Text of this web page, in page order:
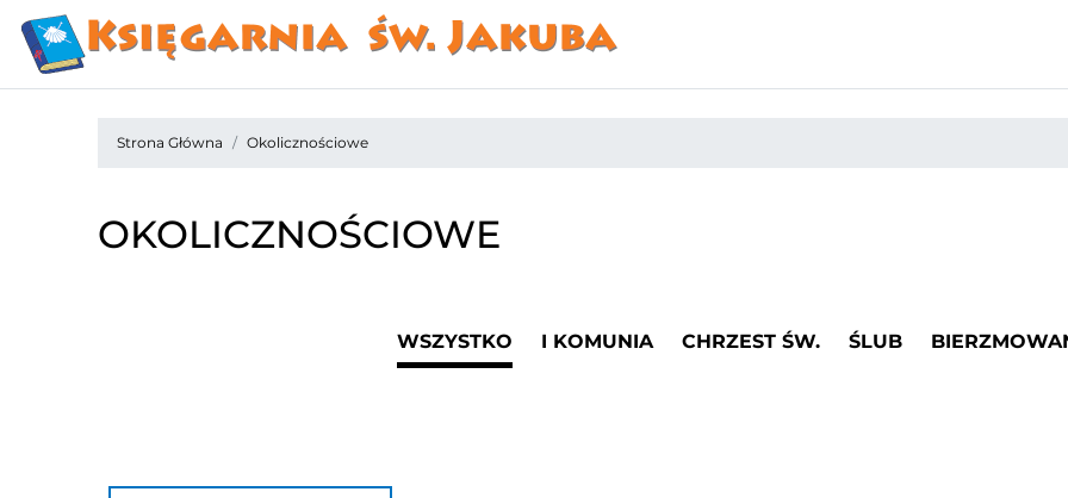
Strona Główna Okolicznościowe
OKOLICZNOŚCIOWE
WSZYSTKO I KOMUNIA CHRZEST ŚW. ŚLUB